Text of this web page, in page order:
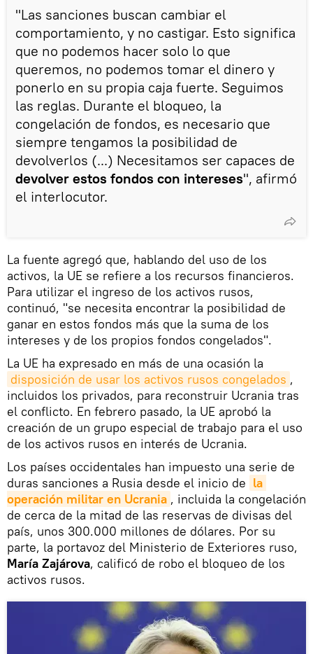
"Las sanciones buscan cambiar el
comportamiento, y no castigar. Esto significa
que no podemos hacer solo lo que
queremos, no podemos tomar el dinero y
ponerlo en su propia caja fuerte. Seguimos
las reglas. Durante el bloqueo, la
congelación de fondos, es necesario que
siempre tengamos la posibilidad de
devolverlos (...) Necesitamos ser capaces de
devolver estos fondos con intereses", afirmó
el interlocutor.
La fuente agregó que, hablando del uso de los
activos, la UE se refiere a los recursos financieros.
Para utilizar el ingreso de los activos rusos,
continuó, "se necesita encontrar la posibilidad de
ganar en estos fondos más que la suma de los
intereses y de los propios fondos congelados".
La UE ha expresado en más de una ocasión la
disposición de usar los activos rusos congelados ,
incluidos los privados, para reconstruir Ucrania tras
el conflicto. En febrero pasado, la UE aprobó la
creación de un grupo especial de trabajo para el uso
de los activos rusos en interés de Ucrania.
Los países occidentales han impuesto una serie de
duras sanciones a Rusia desde el inicio de la
operación militar en Ucrania , incluida la congelación
de cerca de la mitad de las reservas de divisas del
país, unos 300.000 millones de dólares. Por su
parte, la portavoz del Ministerio de Exteriores ruso,
María Zajárova, calificó de robo el bloqueo de los
activos rusos.